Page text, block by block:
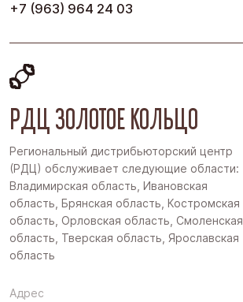
+7 (963) 964 24 03
РДЦ ЗОЛОТОЕ КОЛЬЦО
Региональный дистрибьюторский центр
(РДЦ) обслуживает следующие области:
Владимирская область, Ивановская
область, Брянская область, Костромская
область, Орловская область, Смоленская
область, Тверская область, Ярославская
область
Адрес